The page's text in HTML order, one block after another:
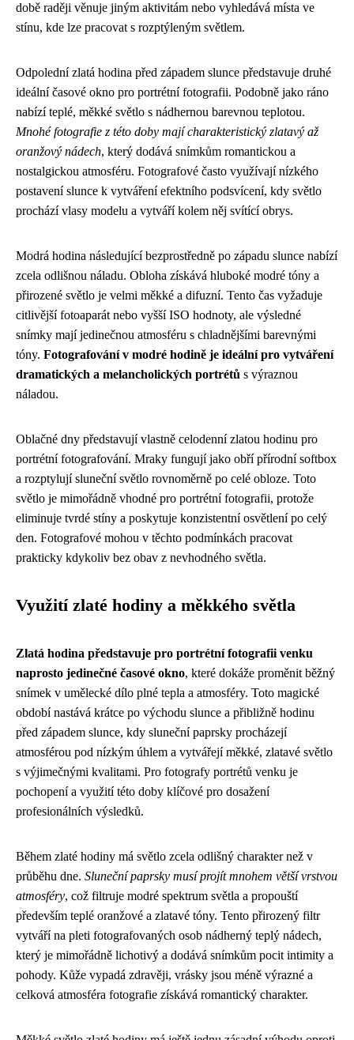
době raději věnuje jiným aktivitám nebo vyhledává místa ve
stínu, kde lze pracovat s rozptýleným světlem.
Odpolední zlatá hodina před západem slunce představuje druhé
ideální časové okno pro portrétní fotografii. Podobně jako ráno
nabízí teplé, měkké světlo s nádhernou barevnou teplotou.
Mnohé fotografie z této doby mají charakteristický zlatavý až
oranžový nádech, který dodává snímkům romantickou a
nostalgickou atmosféru. Fotografové často využívají nízkého
postavení slunce k vytváření efektního podsvícení, kdy světlo
prochází vlasy modelu a vytváří kolem něj svítící obrys.
Modrá hodina následující bezprostředně po západu slunce nabízí
zcela odlišnou náladu. Obloha získává hluboké modré tóny a
přirozené světlo je velmi měkké a difuzní. Tento čas vyžaduje
citlivější fotoaparát nebo vyšší ISO hodnoty, ale výsledné
snímky mají jedinečnou atmosféru s chladnějšími barevnými
tóny. Fotografování v modré hodině je ideální pro vytváření
dramatických a melancholických portrétů s výraznou
náladou.
Oblačné dny představují vlastně celodenní zlatou hodinu pro
portrétní fotografování. Mraky fungují jako obří přírodní softbox
a rozptylují sluneční světlo rovnoměrně po celé obloze. Toto
světlo je mimořádně vhodné pro portrétní fotografii, protože
eliminuje tvrdé stíny a poskytuje konzistentní osvětlení po celý
den. Fotografové mohou v těchto podmínkách pracovat
prakticky kdykoliv bez obav z nevhodného světla.
Využití zlaté hodiny a měkkého světla
Zlatá hodina představuje pro portrétní fotografii venku
naprosto jedinečné časové okno, které dokáže proměnit běžný
snímek v umělecké dílo plné tepla a atmosféry. Toto magické
období nastává krátce po východu slunce a přibližně hodinu
před západem slunce, kdy sluneční paprsky procházejí
atmosférou pod nízkým úhlem a vytvářejí měkké, zlatavé světlo
s výjimečnými kvalitami. Pro fotografy portrétů venku je
pochopení a využití této doby klíčové pro dosažení
profesionálních výsledků.
Během zlaté hodiny má světlo zcela odlišný charakter než v
průběhu dne. Sluneční paprsky musí projít mnohem větší vrstvou
atmosféry, což filtruje modré spektrum světla a propouští
především teplé oranžové a zlatavé tóny. Tento přirozený filtr
vytváří na pleti fotografovaných osob nádherný teplý nádech,
který je mimořádně lichotivý a dodává snímkům pocit intimity a
pohody. Kůže vypadá zdravěji, vrásky jsou méně výrazné a
celková atmosféra fotografie získává romantický charakter.